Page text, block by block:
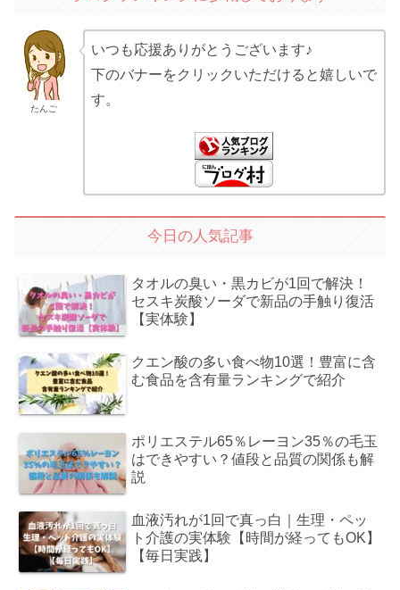
たんご
いつも応援ありがとうございます♪
下のバナーをクリックいただけると嬉しいで
す。
今日の人気記事
タオルの臭い・黒カビが1回で解決！
セスキ炭酸ソーダで新品の手触り復活
【実体験】
クエン酸の多い食べ物10選！豊富に含
む食品を含有量ランキングで紹介
ポリエステル65％レーヨン35％の毛玉
はできやすい？値段と品質の関係も解
説
血液汚れが1回で真っ白｜生理・ペッ
ト介護の実体験【時間が経ってもOK】
【毎日実践】